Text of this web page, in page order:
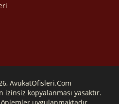
AvukatOfisleri.Com
kopyalanması yasaktır.